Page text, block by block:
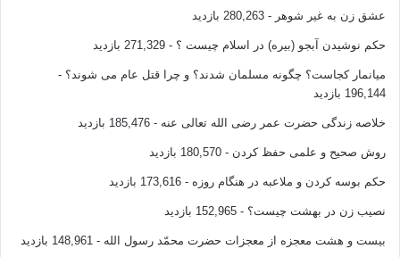
مفهوم خواهد بود.[7]
حاکمیّت اسلامی حذف کردند، تلاش و جهاد مستمرّ برای اعاده­ی آن واجب
شرعی هر
مسلمانی است، تحمّل زندان ، اشکنجه و آزار ائمه اربعه و سایر علمای اسلامی
راستا بوده است.
استبداد در هر قالبی باشد، خانوادگی،عشیره­ای،
شکوفائی
عشق زن به غیر شوهر - 280,263 بازدید
حکم نوشیدن آبجو (بیره) در اسلام چیست ؟ - 271,329 بازدید
میانمار کجاست؟ چگونه مسلمان شدند؟ و چرا قتل عام می شوند؟ -
196,144 بازدید
خلاصه زندگی حضرت عمر رضی الله تعالی عنه - 185,476 بازدید
روش صحیح و علمی حفظ کردن - 180,570 بازدید
حکم بوسه کردن و ملاعبه در هنگام روزه - 173,616 بازدید
نصیب زن در بهشت چیست؟ - 152,965 بازدید
بیست و هشت معجزه از معجزات حضرت محمّد رسول الله - 148,961 بازدید